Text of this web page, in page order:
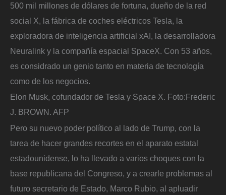
500 mil millones de dólares de fortuna, dueño de la red
social X, la fábrica de coches eléctricos Tesla, la
exploradora de inteligencia artificial xAI, la desarrolladora
Neuralink y la compañía espacial SpaceX. Con 53 años,
es considrado un genio tanto en materia de tecnología
como de los negocios.
Elon Musk, cofundador de Tesla y Space X. Foto: Frederic
J. BROWN. AFP
Pero su nuevo poder político al lado de Trump, con la
tarea de hacer grandes recortes en el aparato estatal
estadounidense, lo ha llevado a varios choques con la
base republicana del Congreso, y a crearle problemas al
futuro secretario de Estado, Marco Rubio, al apluadir